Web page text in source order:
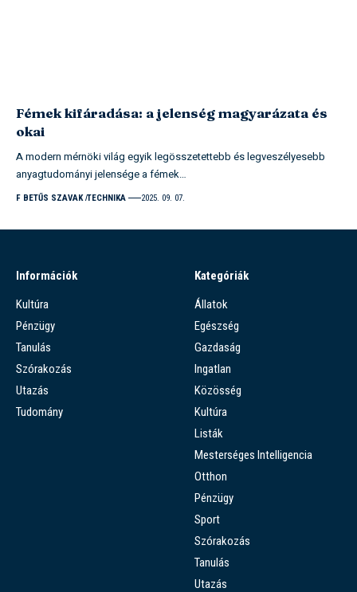
Fémek kifáradása: a jelenség magyarázata és
okai
A modern mérnöki világ egyik legösszetettebb és legveszélyesebb
anyagtudományi jelensége a fémek…
F BETŰS SZAVAK TECHNIKA 2025. 09. 07.
Információk
Kultúra
Pénzügy
Tanulás
Szórakozás
Utazás
Tudomány
Kategóriák
Állatok
Egészség
Gazdaság
Ingatlan
Közösség
Kultúra
Listák
Mesterséges Intelligencia
Otthon
Pénzügy
Sport
Szórakozás
Tanulás
Utazás